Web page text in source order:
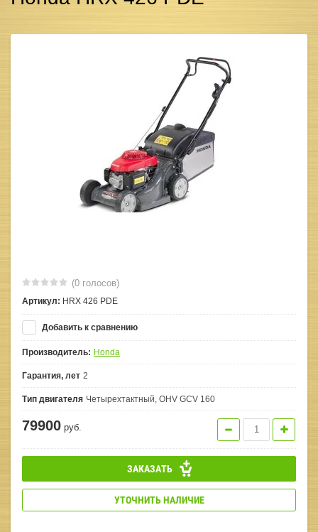
(0 голосов)
Артикул: HRX 426 PDE
Добавить к сравнению
Производитель: Honda
Гарантия, лет 2
Тип двигателя Четырехтактный, OHV GCV 160
79900 руб.
ЗАКАЗАТЬ
УТОЧНИТЬ НАЛИЧИЕ